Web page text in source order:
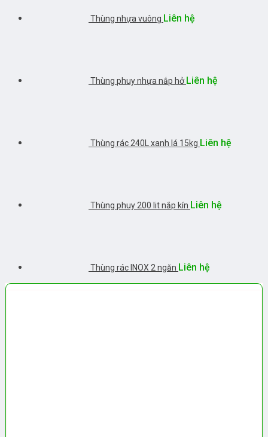
Thùng nhựa vuông Liên hệ
Thùng phuy nhựa nắp hở Liên hệ
Thùng rác 240L xanh lá 15kg Liên hệ
Thùng phuy 200 lit nắp kín Liên hệ
Thùng rác INOX 2 ngăn Liên hệ